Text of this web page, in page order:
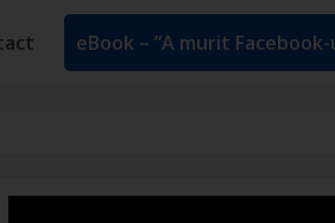
eBook – ”A murit Facebook-